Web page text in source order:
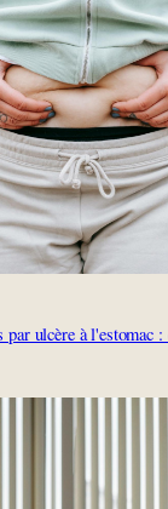
par ulcère à l'estomac